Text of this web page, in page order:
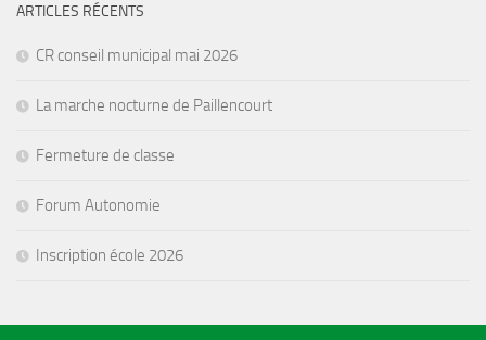
ARTICLES RÉCENTS
CR conseil municipal mai 2026
La marche nocturne de Paillencourt
Fermeture de classe
Forum Autonomie
Inscription école 2026